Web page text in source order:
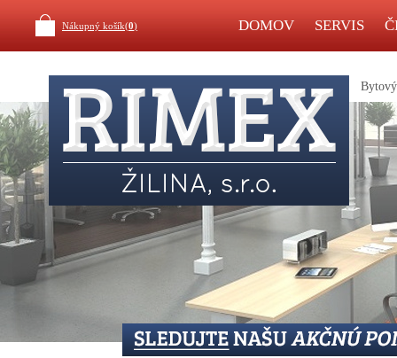
Nákupný košík(0) DOMOV SERVIS
Bytový